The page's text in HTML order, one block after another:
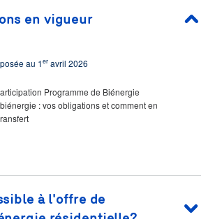
en vigueur
au 1er avril 2026
Programme de Biénergie
: vos obligations et comment en
à l'offre de